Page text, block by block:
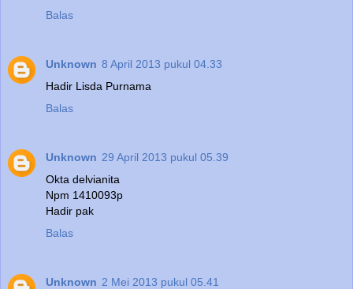
Balas
Unknown 8 April 2013 pukul 04.33
Hadir Lisda Purnama
Balas
Unknown 29 April 2013 pukul 05.39
Okta delvianita
Npm 1410093p
Hadir pak
Balas
Unknown 2 Mei 2013 pukul 05.41